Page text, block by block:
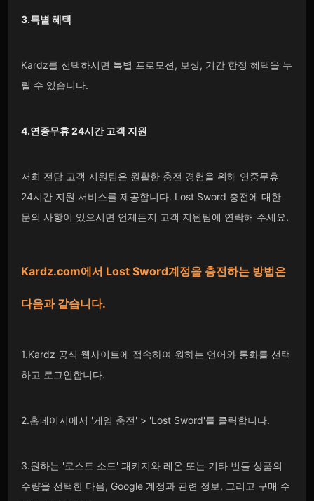
3.특별 혜택
Kardz를 선택하시면 특별 프로모션, 보상, 기간 한정 혜택을 누
릴 수 있습니다.
4.연중무휴 24시간 고객 지원
저희 전담 고객 지원팀은 원활한 충전 경험을 위해 연중무휴
24시간 지원 서비스를 제공합니다. Lost Sword 충전에 대한
문의 사항이 있으시면 언제든지 고객 지원팀에 연락해 주세요.
Kardz.com에서 Lost Sword계정을 충전하는 방법은
다음과 같습니다.
1.Kardz 공식 웹사이트에 접속하여 원하는 언어와 통화를 선택
하고 로그인합니다.
2.홈페이지에서 '게임 충전' > 'Lost Sword'를 클릭합니다.
3.원하는 '로스트 소드' 패키지와 레온 또는 기타 번들 상품의
수량을 선택한 다음, Google 계정과 관련 정보, 그리고 구매 수